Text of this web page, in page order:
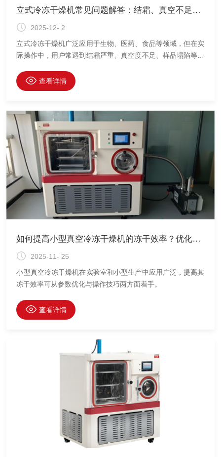
立式冷冻干燥机常见问题解答：结霜、真空不足与样品塌陷
2025-12- 2
立式冷冻干燥机广泛应用于生物、医药、食品等领域，但在实
际操作中，用户常遇到结霜严重、真空度不足、样品塌陷等问
解析与应对建议。
查看详情
如何提高小型真空冷冻干燥机的冻干效率？优化参数与操作技巧
2025-11- 25
小型真空冷冻干燥机在实验室和小型生产中应用广泛，提高其
冻干效率可从参数优化与操作技巧两方面着手。
查看详情